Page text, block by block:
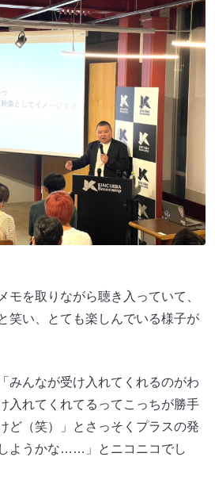
モを取りながら聴き入っていて、
笑い、とても楽しんでいる様子が
みんなが受け入れてくれるのがわ
入れてくれてるってこっちが勝手
ど（笑）」とさっそくプラスの発
ようかな……」とニコニコでし